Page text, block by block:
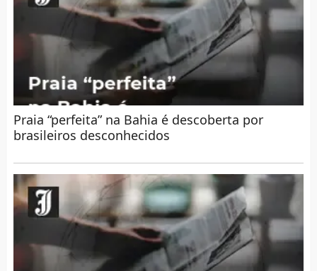
Praia “perfeita” na Bahia é descoberta por
brasileiros desconhecidos